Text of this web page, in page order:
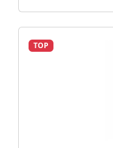
TOP